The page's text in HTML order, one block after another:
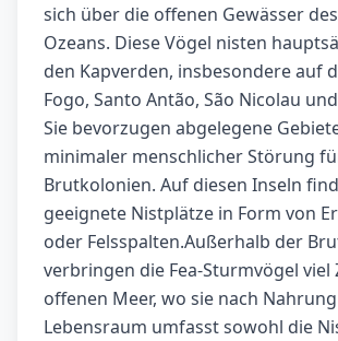
sich über die offenen Gewässer
Ozeans. Diese Vögel nisten
den Kapverden, insbesondere auf
Fogo, Santo Antão, São Nicolau
Sie bevorzugen abgelegene
minimaler menschlicher Störung
Brutkolonien. Auf diesen Inseln
geeignete Nistplätze in Form von
oder Felsspalten.Außerhalb der
verbringen die Fea-Sturmvögel viel
offenen Meer, wo sie nach
Lebensraum umfasst sowohl die